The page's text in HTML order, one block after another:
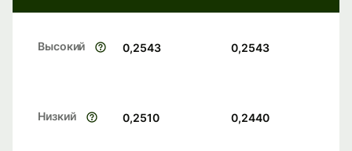
Высокий 0,2543 0,2543
Низкий 0,2510 0,2440